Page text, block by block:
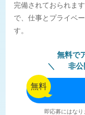
完備されておられま
で、仕事とプライベ
す。
無料で
非
無料
即応募にはな